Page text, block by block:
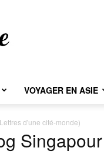
VOYAGER EN ASIE
d'une cité-monde)